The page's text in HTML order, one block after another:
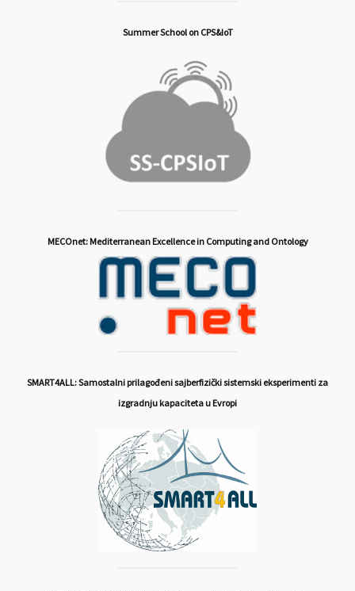
Summer School on CPS&IoT
MECOnet: Mediterranean Excellence in Computing and Ontology
SMART4ALL: Samostalni prilagođeni sajberfizički sistemski eksperimenti za
izgradnju kapaciteta u Evropi